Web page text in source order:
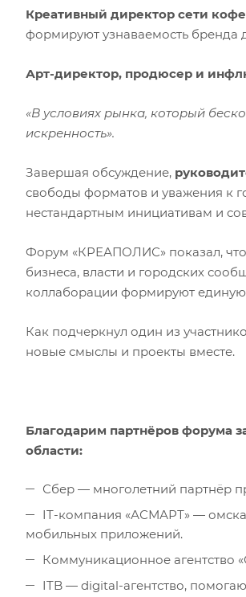
Креативный директор сети
формируют узнаваемость бренда
Арт-директор, продюсер и
«В условиях рынка, который
искренность».
Завершая обсуждение,
свободы форматов и уважения к
нестандартным инициативам и
Форум «КРЕАПОЛИС» показал, что
бизнеса, власти и городских
коллаборации формируют единую
Как подчеркнул один из
новые смыслы и проекты вместе.
Благодарим партнёров форума
области:
Сбер — многолетний партнёр
IT-компания «АСМАРТ» —
мобильных приложений.
Коммуникационное агентство
ITB — digital-агентство,